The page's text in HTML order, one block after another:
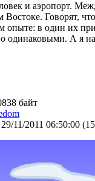
и аэропорт.
Говорят,
опыте: в один их
одинаковыми. А я
байт
11/2011 06:50:00 (